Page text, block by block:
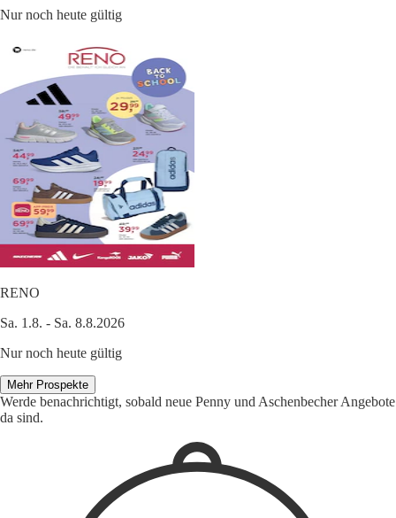
Nur noch heute gültig
RENO
Sa. 1.8. - Sa. 8.8.2026
Nur noch heute gültig
Mehr Prospekte
Werde benachrichtigt, sobald neue Penny und Aschenbecher Angebote
da sind.